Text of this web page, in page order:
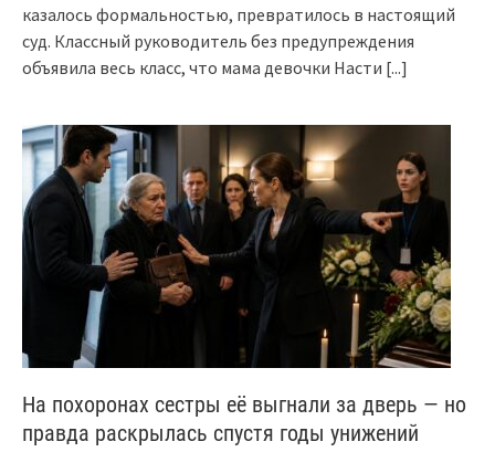
казалось формальностью, превратилось в настоящий
суд. Классный руководитель без предупреждения
объявила весь класс, что мама девочки Насти [...]
На похоронах сестры её выгнали за дверь — но
правда раскрылась спустя годы унижений